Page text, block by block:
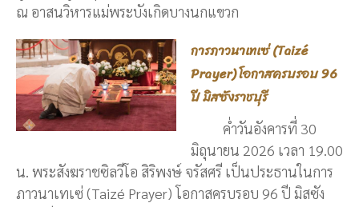
ณ อาสนวิหารแม่พระบังเกิดบางนกแขวก
การภาวนาเทเซ่ (Taizé
Prayer) โอกาสครบรอบ 96
ปี มิสซังราชบุรี
ค่ำวันอังคารที่ 30
มิถุนายน 2026 เวลา 19.00
น. พระสังฆราชซิลวีโอ สิริพงษ์ จรัสศรี เป็นประธานในการ
ภาวนาเทเซ่ (Taizé Prayer) โอกาสครบรอบ 96 ปี มิสซัง